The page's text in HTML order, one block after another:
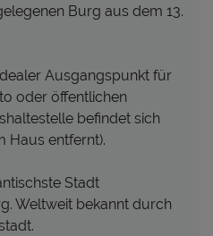
Burg aus dem 13.
Ausgangspunkt für
oder öffentlichen
befindet sich
Haus entfernt).
Stadt
Weltweit bekannt durch